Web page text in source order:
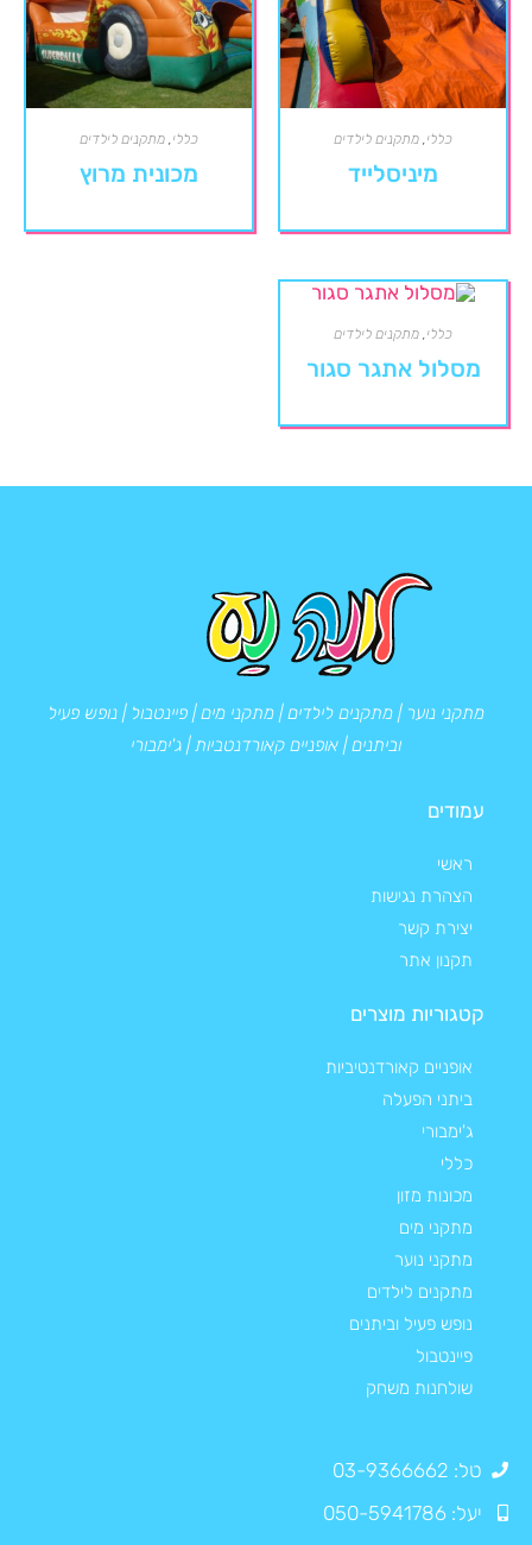
כללי מתקנים לילדים
מיניסלייד
כללי מתקנים לילדים
מכונית מרוץ
כללי, מתקנים לילדים
מסלול אתגר סגור
מתקני נוער | מתקנים לילדים | מתקני מים | פיינטבול | נופש פעיל
וביתנים | אופניים קאורדנטביות | ג'ימבורי
עמודים
ראשי
הצהרת נגישות
יצירת קשר
תקנון אתר
קטגוריות מוצרים
אופניים קאורדנטיביות
ביתני הפעלה
ג'ימבורי
כללי
מכונות מזון
מתקני מים
מתקני נוער
מתקנים לילדים
נופש פעיל וביתנים
פיינטבול
שולחנות משחק
טל: 03-9366662
יעל: 050-5941786